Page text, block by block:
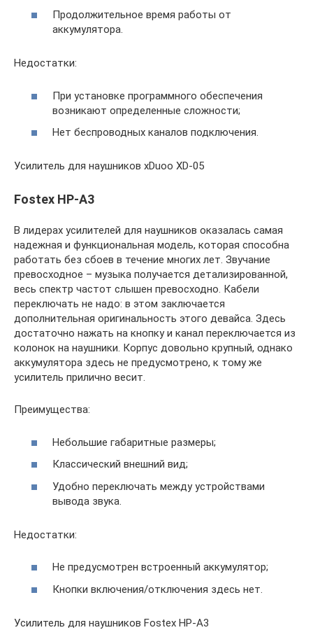
Продолжительное время работы от
аккумулятора.
Недостатки:
При установке программного обеспечения
возникают определенные сложности;
Нет беспроводных каналов подключения.
Усилитель для наушников xDuoo XD-05
Fostex HP-A3
В лидерах усилителей для наушников оказалась самая
надежная и функциональная модель, которая способна
работать без сбоев в течение многих лет. Звучание
превосходное – музыка получается детализированной,
весь спектр частот слышен превосходно. Кабели
переключать не надо: в этом заключается
дополнительная оригинальность этого девайса. Здесь
достаточно нажать на кнопку и канал переключается из
колонок на наушники. Корпус довольно крупный, однако
аккумулятора здесь не предусмотрено, к тому же
усилитель прилично весит.
Преимущества:
Небольшие габаритные размеры;
Классический внешний вид;
Удобно переключать между устройствами
вывода звука.
Недостатки:
Не предусмотрен встроенный аккумулятор;
Кнопки включения/отключения здесь нет.
Усилитель для наушников Fostex HP-A3